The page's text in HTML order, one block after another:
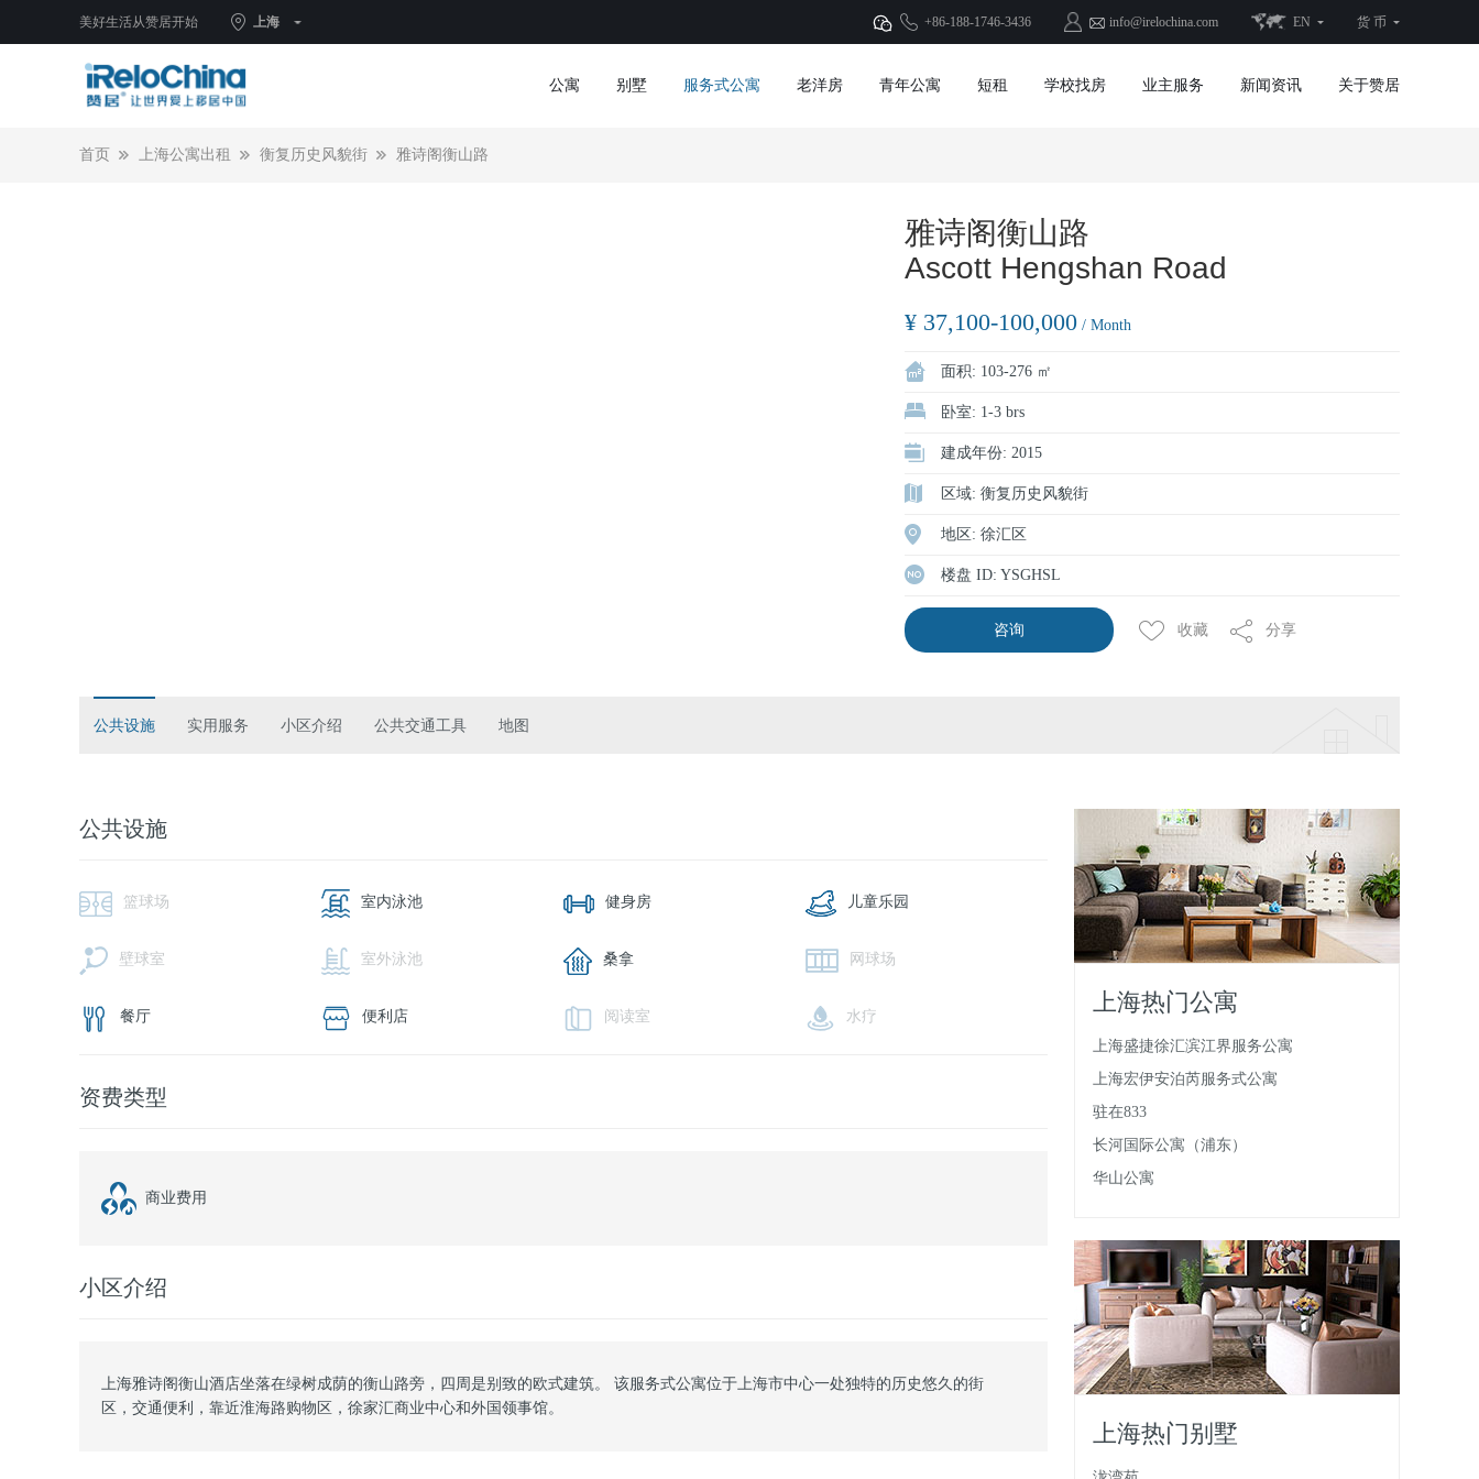
美好生活从赞居开始 上海 +86-188-1746-3436 info@irelochina.com EN 货 币
公寓 别墅 服务式公寓 老洋房 青年公寓 短租 学校找房 业主服务 新闻资讯 关于赞居
首页 上海公寓出租 衡复历史风貌街 雅诗阁衡山路
雅诗阁衡山路
Ascott Hengshan Road
¥ 37,100-100,000 / Month
面积: 103-276 ㎡
卧室: 1-3 brs
建成年份: 2015
区域: 衡复历史风貌街
地区: 徐汇区
楼盘 ID: YSGHSL
咨询 收藏 分享
公共设施 实用服务 小区介绍 公共交通工具 地图
公共设施
篮球场 室内泳池 健身房 儿童乐园
壁球室 室外泳池 桑拿 网球场
餐厅 便利店 阅读室 水疗
资费类型
商业费用
小区介绍
上海雅诗阁衡山酒店坐落在绿树成荫的衡山路旁，四周是别致的欧式建筑。 该服务式公寓位于上海市中心一处独特的历史悠久的街
区，交通便利，靠近淮海路购物区，徐家汇商业中心和外国领事馆。
上海热门公寓
上海盛捷徐汇滨江界服务公寓
上海宏伊安泊芮服务式公寓
驻在833
长河国际公寓（浦东）
华山公寓
上海热门别墅